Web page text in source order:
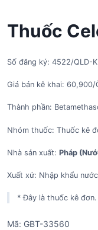
Thuốc
Số đăng ký: 4522/QLD-
Giá bán kê khai: 60,900/
Thành phần:
Nhóm thuốc: Thuốc kê
Nhà sản xuất: Pháp
Xuất xứ: Nhập khẩu
* Đây là thuốc kê
Mã: GBT-33560